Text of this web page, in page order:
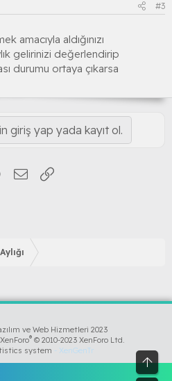
#3
amacıyla aldığınızı
gelirinizi değerlendirip
durumu ortaya çıkarsa
giriş yap yada kayıt ol.
WhatsApp
E-posta
Üst
ve Web Hizmetleri 2023
® © 2010-2023 XenForo Ltd.
system - XenGenTr